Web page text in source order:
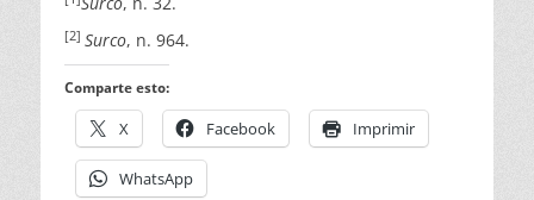
[2] Surco, n. 964.
Comparte esto:
X Facebook Imprimir
WhatsApp